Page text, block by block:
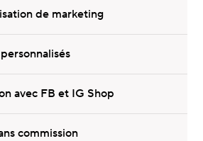
de marketing
avec FB et IG Shop
commission